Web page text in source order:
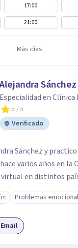
17:00
21:00
Más días
Alejandra
Especialidad en
5 / 5
Verificado
Sánchez y
varios años en la
virtual en distintos
Problemas
Email